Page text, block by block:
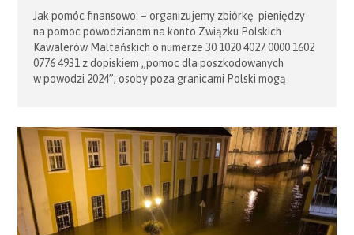
Jak pomóc finansowo: – organizujemy zbiórkę pieniędzy
na pomoc powodzianom na konto Związku Polskich
Kawalerów Maltańskich o numerze 30 1020 4027 0000 1602
0776 4931 z dopiskiem „pomoc dla poszkodowanych
w powodzi 2024”; osoby poza granicami Polski mogą
lub w EUR, IBAN: PL33 1020 0000 5102 0028 […]